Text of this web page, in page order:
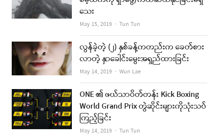
သေး
May 15, 2019 Author
Tun Tun
လွန်ခဲ့တဲ့ (၂) နှစ်ခန့်ကတည်းက ခေတ်စား
လာတဲ့ နှာခေါင်းမွေးအရှည်ထားခြင်း
May 14, 2019 Author
Wun Lae
ONE ၏ ဖယ်သာဝိတ်တန်း Kick Boxing
World Grand Prix တွဲဆိုင်းများကိုသုံးသပ်
ကြည့်ခြင်း
May 14, 2019 Author
Tun Tun